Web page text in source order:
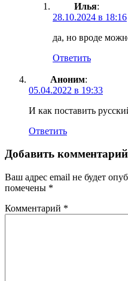
Илья:
28.10.2024 в 18:16
да, но вроде
Ответить
Аноним:
05.04.2022 в 19:33
И как поставить
Ответить
Добавить комментарий
Ваш адрес email не будет
помечены *
Комментарий *